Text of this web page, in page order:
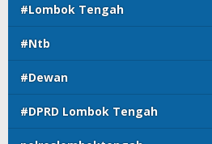
#Lombok Tengah
#Ntb
#Dewan
#DPRD Lombok Tengah